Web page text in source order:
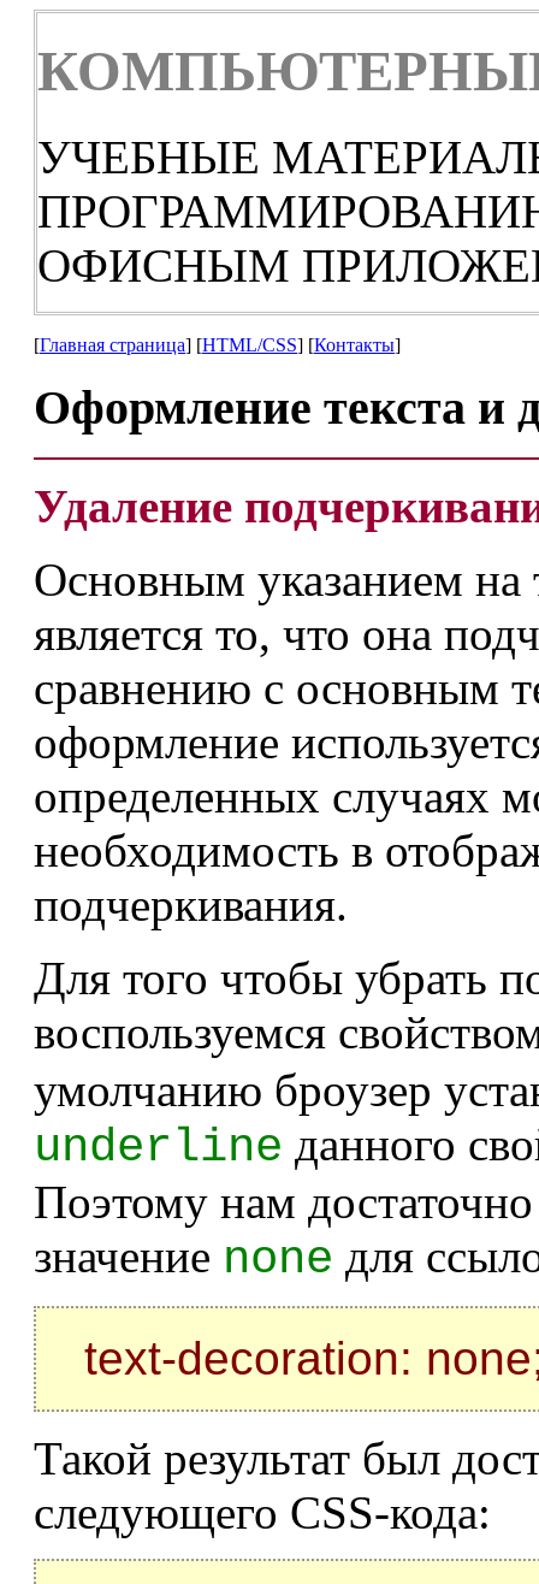
УЧЕБНЫЕ
ОФИСНЫМ
[Главная страница] [HTML/CSS] [Контакты]
Оформление текста и
Удаление
Основным указанием на
является то, что она
сравнению с основным
оформление
определенных случаях
необходимость в
подчеркивания.
Для того чтобы убрать
воспользуемся
умолчанию броузер
underline данного
Поэтому нам
значение none для
text-decoration:
Такой результат был
следующего CSS-кода: